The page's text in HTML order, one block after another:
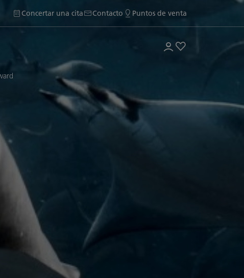
Concertar una cita Contacto Puntos de venta